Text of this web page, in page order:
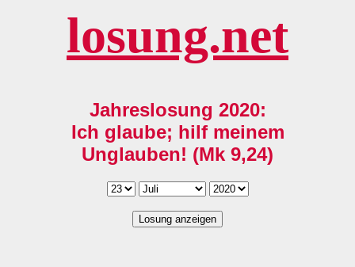
losung.net
Jahreslosung 2020:
Ich glaube; hilf meinem
Unglauben! (Mk 9,24)
Losung anzeigen